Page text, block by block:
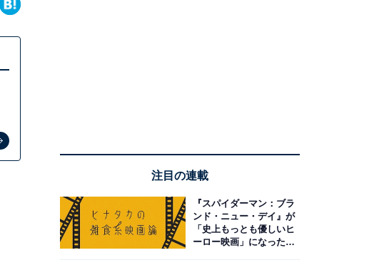
注目の連載
『スパイダーマン：ブラ
ンド・ニュー・デイ』が
「史上もっとも優しいヒ
ーロー映画」になった理